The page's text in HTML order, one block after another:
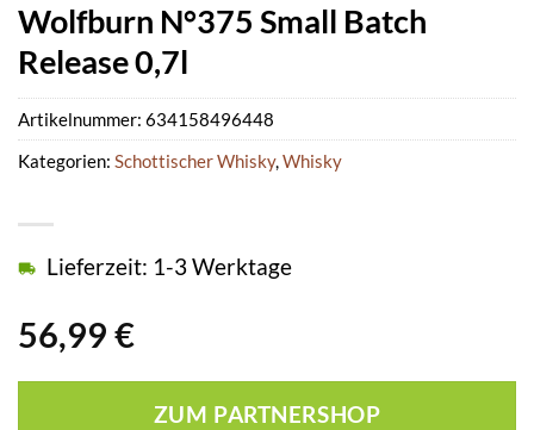
Wolfburn N°375 Small Batch
Release 0,7l
56,99 €
Lieferzeit: 1-3 Werktage
ZUM PARTNERSHOP
Artikelnummer: 634158496448
Kategorien: Schottischer Whisky,Whisky